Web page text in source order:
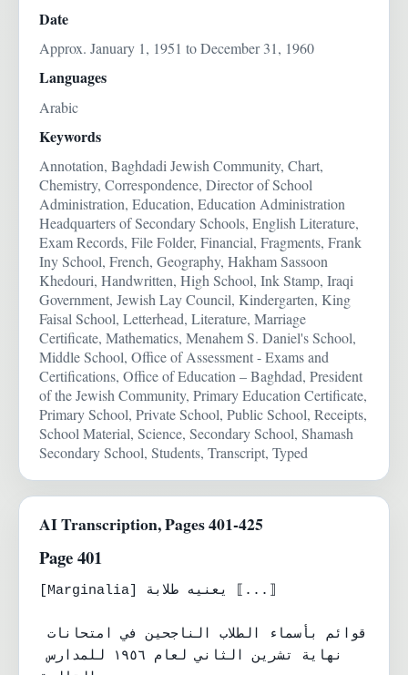
Date
Approx. January 1, 1951 to December 31, 1960
Languages
Arabic
Keywords
Annotation, Baghdadi Jewish Community, Chart,
Chemistry, Correspondence, Director of School
Administration, Education, Education Administration
Headquarters of Secondary Schools, English Literature,
Exam Records, File Folder, Financial, Fragments, Frank
Iny School, French, Geography, Hakham Sassoon
Khedouri, Handwritten, High School, Ink Stamp, Iraqi
Government, Jewish Lay Council, Kindergarten, King
Faisal School, Letterhead, Literature, Marriage
Certificate, Mathematics, Menahem S. Daniel's School,
Middle School, Office of Assessment - Exams and
Certifications, Office of Education – Baghdad, President
of the Jewish Community, Primary Education Certificate,
Primary School, Private School, Public School, Receipts,
School Material, Science, Secondary School, Shamash
Secondary School, Students, Transcript, Typed
AI Transcription, Pages 401-425
Page 401
[Marginalia] يعنيه طلابة ⟦...⟧
قوائم بأسماء الطلاب الناجحين في امتحانات
نهاية تشرين الثاني لعام ١٩٥٦ للمدارس